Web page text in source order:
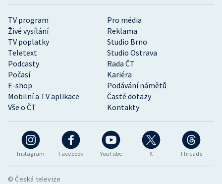
Instagram Facebook YouTube X Threads
TV program
Pro média
Živé vysílání
Reklama
TV poplatky
Studio Brno
Teletext
Studio Ostrava
Podcasty
Rada ČT
Počasí
Kariéra
E-shop
Podávání námětů
Mobilní a TV aplikace
Časté dotazy
Vše o ČT
Kontakty
© Česká televize